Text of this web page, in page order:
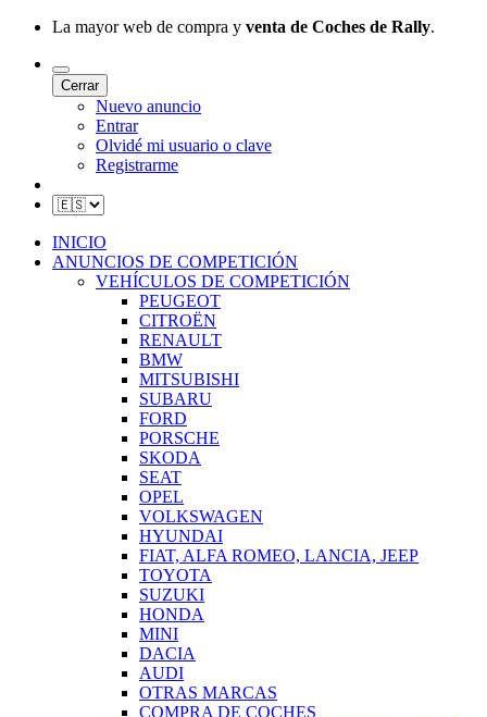
La mayor web de compra y venta de Coches de Rally.
Cerrar
Nuevo anuncio
Entrar
Olvidé mi usuario o clave
Registrarme
INICIO
ANUNCIOS DE COMPETICIÓN
VEHÍCULOS DE COMPETICIÓN
PEUGEOT
CITROËN
RENAULT
BMW
MITSUBISHI
SUBARU
FORD
PORSCHE
SKODA
SEAT
OPEL
VOLKSWAGEN
HYUNDAI
FIAT, ALFA ROMEO, LANCIA, JEEP
TOYOTA
SUZUKI
HONDA
MINI
DACIA
AUDI
OTRAS MARCAS
COMPRA DE COCHES